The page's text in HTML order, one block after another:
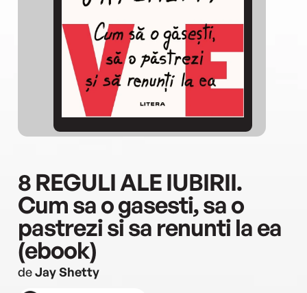
8 REGULI ALE IUBIRII.
Cum sa o gasesti, sa o
pastrezi si sa renunti la ea
(ebook)
deJay Shetty